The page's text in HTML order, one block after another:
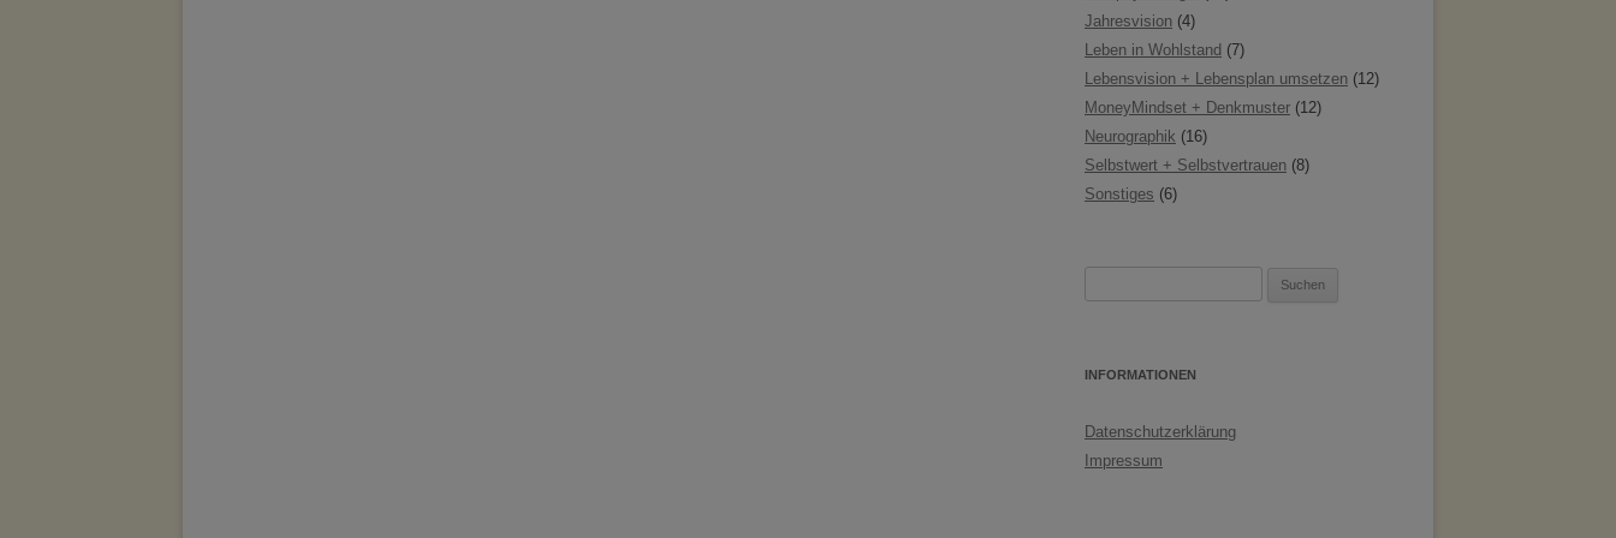
Jahresvision (4)
Leben in Wohlstand (7)
Lebensvision + Lebensplan umsetzen (12)
MoneyMindset + Denkmuster (12)
Neurographik (16)
Selbstwert + Selbstvertrauen (8)
Sonstiges (6)
INFORMATIONEN
Datenschutzerklärung
Impressum